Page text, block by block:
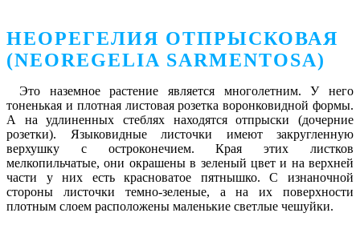
НЕОРЕГЕЛИЯ ОТПРЫСКОВАЯ
(NEOREGELIA SARMENTOSA)
Это наземное растение является многолетним. У него
тоненькая и плотная листовая розетка воронковидной формы.
А на удлиненных стеблях находятся отпрыски (дочерние
розетки). Языковидные листочки имеют закругленную
верхушку с остроконечием. Края этих листков
мелкопильчатые, они окрашены в зеленый цвет и на верхней
части у них есть красноватое пятнышко. С изнаночной
стороны листочки темно-зеленые, а на их поверхности
плотным слоем расположены маленькие светлые чешуйки.